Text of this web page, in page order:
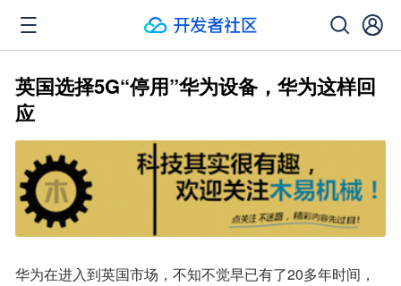
英国选择5G“停用”华为设备，华为这样回
应
华为在进入到英国市场，不知不觉早已有了20多年时间，